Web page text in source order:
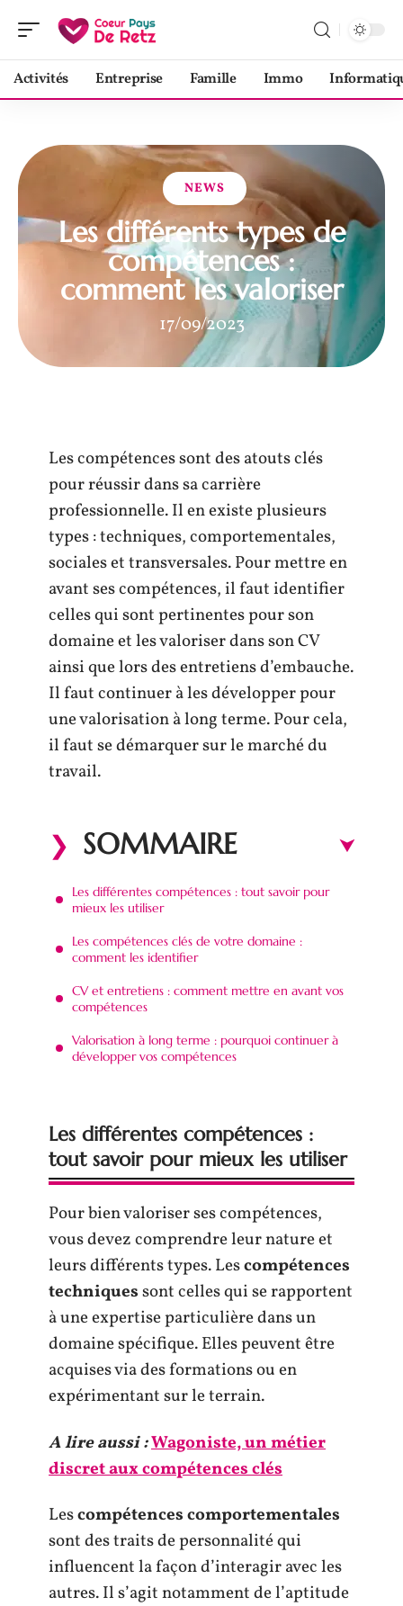
Activités Entreprise Famille Immo
NEWS
Les différents types de
compétences :
comment les valoriser
17/09/2023
Les compétences sont des atouts clés
pour réussir dans sa carrière
professionnelle. Il en existe plusieurs
types : techniques, comportementales,
sociales et transversales. Pour mettre en
avant ses compétences, il faut identifier
celles qui sont pertinentes pour son
domaine et les valoriser dans son CV
ainsi que lors des entretiens d’embauche.
Il faut continuer à les développer pour
une valorisation à long terme. Pour cela,
il faut se démarquer sur le marché du
travail.
SOMMAIRE
Les différentes compétences : tout savoir pour
mieux les utiliser
Les compétences clés de votre domaine :
comment les identifier
CV et entretiens : comment mettre en avant vos
compétences
Valorisation à long terme : pourquoi continuer à
développer vos compétences
Les différentes compétences :
tout savoir pour mieux les utiliser
Pour bien valoriser ses compétences,
vous devez comprendre leur nature et
leurs différents types. Lescompétences
techniquessont celles qui se rapportent
à une expertise particulière dans un
domaine spécifique. Elles peuvent être
acquises via des formations ou en
expérimentant sur le terrain.
A lire aussi :Wagoniste, un métier
discret aux compétences clés
Lescompétences comportementales
sont des traits de personnalité qui
influencent la façon d’interagir avec les
autres. Il s’agit notamment de l’aptitude